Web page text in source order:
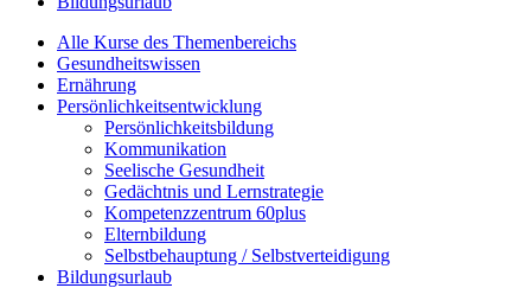
Alle Kurse des Themenbereichs
Gesundheitswissen
Ernährung
Persönlichkeitsentwicklung
Persönlichkeitsbildung
Kommunikation
Seelische Gesundheit
Gedächtnis und Lernstrategie
Kompetenzzentrum 60plus
Elternbildung
Selbstbehauptung / Selbstverteidigung
Bildungsurlaub